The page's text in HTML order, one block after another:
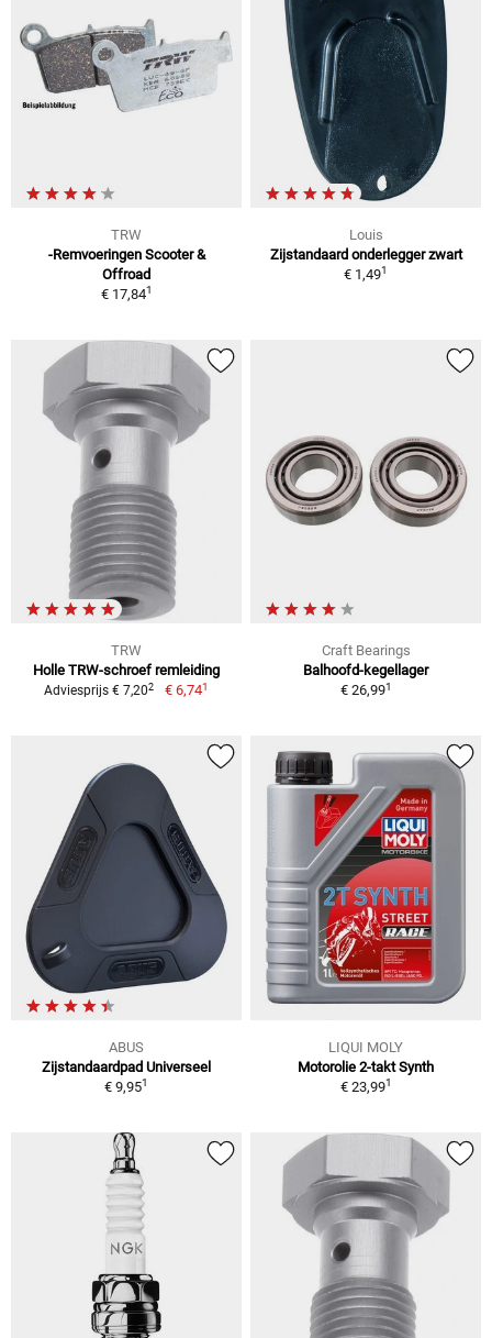
TRW
-Remvoeringen Scooter &
Offroad
€ 17,841
Louis
Zijstandaard onderlegger zwart
€ 1,491
TRW
Holle TRW-schroef remleiding
Adviesprijs € 7,202 € 6,741
Craft Bearings
Balhoofd-kegellager
€ 26,991
ABUS
Zijstandaardpad Universeel
€ 9,951
LIQUI MOLY
Motorolie 2-takt Synth
€ 23,991